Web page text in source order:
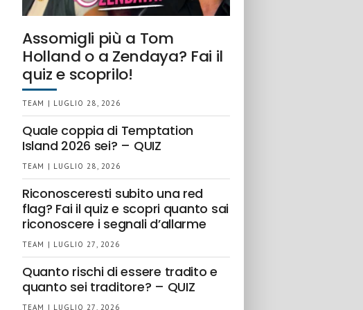
Assomigli più a Tom
Holland o a Zendaya? Fai il
quiz e scoprilo!
TEAM | LUGLIO 28, 2026
Quale coppia di Temptation
Island 2026 sei? – QUIZ
TEAM | LUGLIO 28, 2026
Riconosceresti subito una red
flag? Fai il quiz e scopri quanto sai
riconoscere i segnali d’allarme
TEAM | LUGLIO 27, 2026
Quanto rischi di essere tradito e
quanto sei traditore? – QUIZ
TEAM | LUGLIO 27, 2026